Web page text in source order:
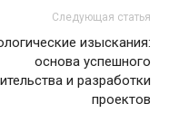
Следующая статья
изыскания:
основа успешного
и разработки
проектов